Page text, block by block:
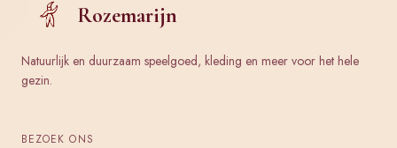
Rozemarijn
Natuurlijk en duurzaam speelgoed, kleding en meer voor het hele
gezin.
BEZOEK ONS